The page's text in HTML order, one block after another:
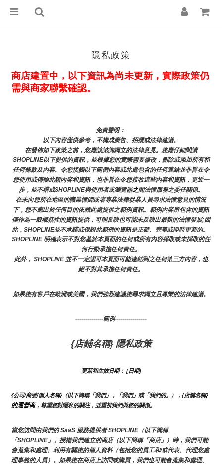
隱私政策
商店建置中，以下資訊為尚未更新，實際政策仍
需與商家聯繫確認。
免責聲明：
以下內容僅供參考，不構成廣告、招攬或法律建議。
在發佈如下政策之前，您應該諮詢獨立的法律意見。您應仔細閱讀
SHOPLINE以下提供的資訊，並根據您的實際需要修改，刪除或添加所有和
任何條款及內容。令您接觸以下範例內容或此處包含的任何連結並非旨在令
您使用或傳輸此類內容和資訊，也非旨在令您接收這些內容和資訊，更近一
步，並不構成SHOPLINE與使用者或瀏覽器之間法律服務之委任關係。
在未向您所在地區的職業律師或者專業法律從業人員尋求法律意見的情況
下，您不應出於任何目的依賴此處提供之範例資訊。範例內容所包含的資訊
僅作為一般概括性的資訊提供，可能反映也可能未反映出最新的法律發展;因
此，SHOPLINE並不承諾或保證此範例的資訊是正確、完整或即時更新的。
SHOPLINE 明確表示不對您基於本頁面的任何或所有內容採取或未採取的任
何行動承擔任何責任。
此外， SHOPLINE 並不一定認可本頁面可能連結到之任何第三方內容，也
絕不對其承擔任何責任。
如果您有客戶在歐洲或美國，我們強烈建議您尋求獨立且專業的法律建議。
--------------範例----------------
{店鋪名稱} 隱私政策
更新和生效日期： [日期]
{公司/商號/個人名稱}（以下簡稱「我們」，「我們」或「我們的」），{店舖名稱}
的運營商，尊重您對隱私的關注，並重視我們與您的關係。
當您訪問由我們的 SaaS 服務提供者 SHOPLINE（以下簡稱
「SHOPLINE」）授權我們建立的商店（以下簡稱「商店」）時，我們可能
會蒐集和處理、利用有關您的個人資料（包括您的員工和/或代表、代理您處
理事務的人員）。如果您在商店上訪問或購買，我們也可能會蒐集和處理、